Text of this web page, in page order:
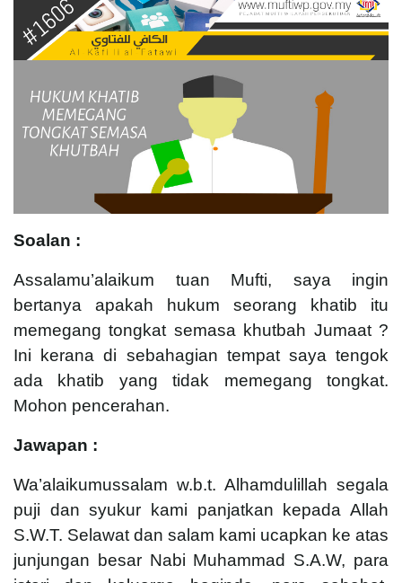
Soalan :
Assalamu’alaikum tuan Mufti, saya ingin
bertanya apakah hukum seorang khatib itu
memegang tongkat semasa khutbah Jumaat ?
Ini kerana di sebahagian tempat saya tengok
ada khatib yang tidak memegang tongkat.
Mohon pencerahan.
Jawapan :
Wa’alaikumussalam w.b.t. Alhamdulillah segala
puji dan syukur kami panjatkan kepada Allah
S.W.T. Selawat dan salam kami ucapkan ke atas
junjungan besar Nabi Muhammad S.A.W, para